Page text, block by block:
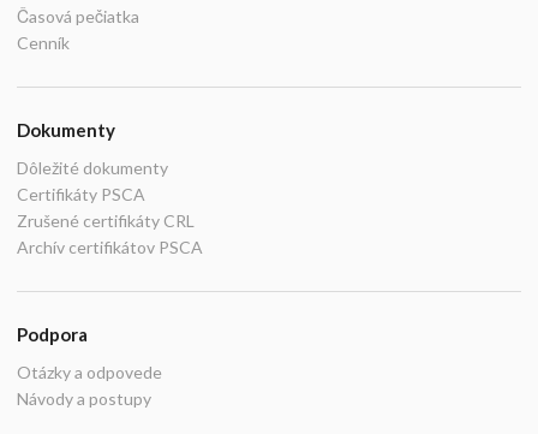
Časová pečiatka
Cenník
Dokumenty
Dôležité dokumenty
Certifikáty PSCA
Zrušené certifikáty CRL
Archív certifikátov PSCA
Podpora
Otázky a odpovede
Návody a postupy